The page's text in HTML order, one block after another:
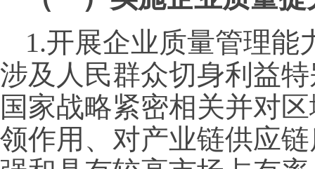
1.开展企业质量管理能
涉及人民群众切身利益
国家战略紧密相关并对
领作用、对产业链供应